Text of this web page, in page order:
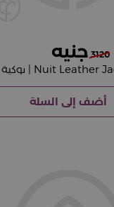
3120
أضف إلى السلة